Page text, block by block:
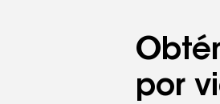
califican. Para los demás dueños/
vida en tejas y accesorios requiere
para ver todos los detalles de la
por